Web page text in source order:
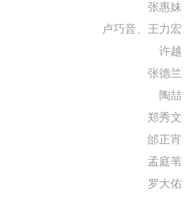
张惠妹
卢巧音、王力宏
许越
张德兰
陶喆
郑秀文
邰正宵
孟庭苇
罗大佑